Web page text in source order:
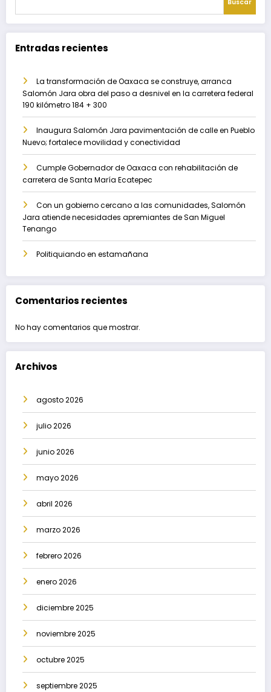
Buscar
Entradas recientes
La transformación de Oaxaca se construye, arranca
Salomón Jara obra del paso a desnivel en la carretera federal
190 kilómetro 184 + 300
Inaugura Salomón Jara pavimentación de calle en Pueblo
Nuevo; fortalece movilidad y conectividad
Cumple Gobernador de Oaxaca con rehabilitación de
carretera de Santa María Ecatepec
Con un gobierno cercano a las comunidades, Salomón
Jara atiende necesidades apremiantes de San Miguel
Tenango
Politiquiando en estamañana
Comentarios recientes
No hay comentarios que mostrar.
Archivos
agosto 2026
julio 2026
junio 2026
mayo 2026
abril 2026
marzo 2026
febrero 2026
enero 2026
diciembre 2025
noviembre 2025
octubre 2025
septiembre 2025